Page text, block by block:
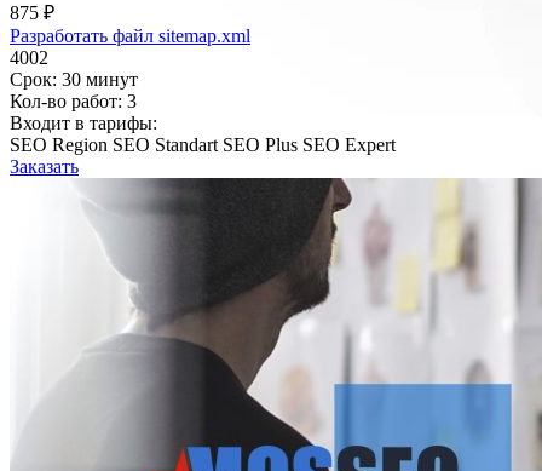
875 ₽
Разработать файл sitemap.xml
4002
Срок: 30 минут
Кол-во работ: 3
Входит в тарифы:
SEO Region SEO Standart SEO Plus SEO Expert
Заказать